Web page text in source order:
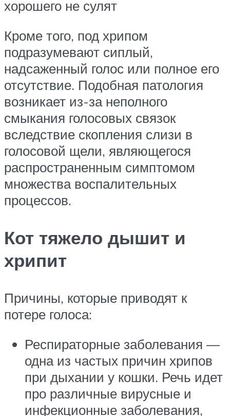
хорошего не сулят
Кроме того, под хрипом
подразумевают сиплый,
надсаженный голос или полное его
отсутствие. Подобная патология
возникает из-за неполного
смыкания голосовых связок
вследствие скопления слизи в
голосовой щели, являющегося
распространенным симптомом
множества воспалительных
процессов.
Кот тяжело дышит и
хрипит
Причины, которые приводят к
потере голоса:
Респираторные заболевания —
одна из частых причин хрипов
при дыхании у кошки. Речь идет
про различные вирусные и
инфекционные заболевания,